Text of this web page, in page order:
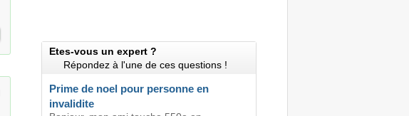
Etes-vous un expert ?
Répondez à l'une de ces questions !
Prime de noel pour personne en
invalidite